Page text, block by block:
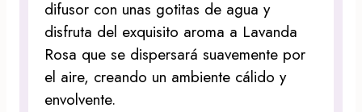
difusor con unas gotitas de agua y
disfruta del exquisito aroma a Lavanda
Rosa que se dispersará suavemente por
el aire, creando un ambiente cálido y
envolvente.